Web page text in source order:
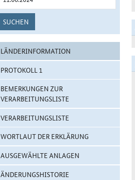
SUCHEN
LÄNDERINFORMATION
PROTOKOLL 1
BEMERKUNGEN ZUR
VERARBEITUNGSLISTE
VERARBEITUNGSLISTE
WORTLAUT DER ERKLÄRUNG
AUSGEWÄHLTE ANLAGEN
ÄNDERUNGSHISTORIE